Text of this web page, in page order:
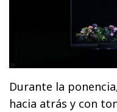
Durante la
hacia atrás y con